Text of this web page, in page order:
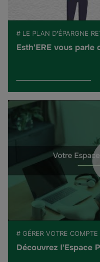
# LE PLAN D'ÉPARGNE
Esth'ERE vous parle
# GÉRER VOTRE
Découvrez l'Espace